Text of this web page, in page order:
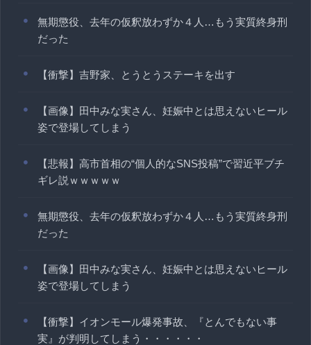
無期懲役、去年の仮釈放わずか４人…もう実質終身刑
だった
【衝撃】吉野家、とうとうステーキを出す
【画像】田中みな実さん、妊娠中とは思えないヒール
姿で登場してしまう
【悲報】高市首相の“個人的なSNS投稿”で習近平ブチ
ギレ説ｗｗｗｗｗ
無期懲役、去年の仮釈放わずか４人…もう実質終身刑
だった
【画像】田中みな実さん、妊娠中とは思えないヒール
姿で登場してしまう
【衝撃】イオンモール爆発事故、『とんでもない事
実』が判明してしまう・・・・・・